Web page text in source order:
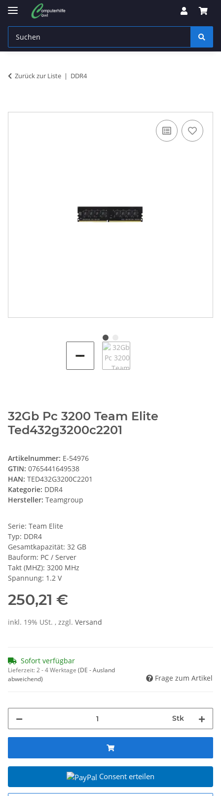
Zurück zur Liste DDR4
32Gb Pc 3200 Team Elite
Ted432g3200c2201
Artikelnummer: E-54976
GTIN: 0765441649538
HAN: TED432G3200C2201
Kategorie: DDR4
Hersteller: Teamgroup
Serie: Team Elite
Typ: DDR4
Gesamtkapazität: 32 GB
Bauform: PC / Server
Takt (MHZ): 3200 MHz
Spannung: 1.2 V
250,21 €
inkl. 19% USt. , zzgl. Versand
Sofort verfügbar
Lieferzeit:2 - 4 Werktage (DE - Ausland
abweichend)
Frage zum Artikel
Stk
Consent erteilen